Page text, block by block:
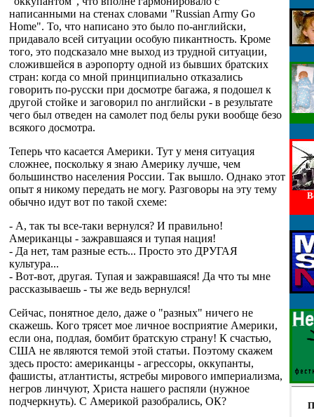
написанными на стенах словами "Russian Army Go
Home". То, что написано это было по-английски,
придавало всей ситуации особую пикантность. Кроме
того, это подсказало мне выход из трудной ситуации,
сложившейся в аэропорту одной из бывших братских
стран: когда со мной принципиально отказались
говорить по-русски при досмотре багажа, я подошел к
другой стойке и заговорил по английски - в результате
чего был отведен на самолет под белы руки вообще безо
всякого досмотра.
Теперь что касается Америки. Тут у меня ситуация
сложнее, поскольку я знаю Америку лучше, чем
большинство населения России. Так вышло. Однако этот
опыт я никому передать не могу. Разговоры на эту тему
обычно идут вот по такой схеме:
- А, так ты все-таки вернулся? И правильно!
Американцы - зажравшаяся и тупая нация!
- Да нет, там разные есть... Просто это ДРУГАЯ
культура...
- Вот-вот, другая. Тупая и зажравшаяся! Да что ты мне
рассказываешь - ты же ведь вернулся!
Сейчас, понятное дело, даже о "разных" ничего не
скажешь. Кого трясет мое личное восприятие Америки,
если она, подлая, бомбит братскую страну! К счастью,
США не являются темой этой статьи. Поэтому скажем
здесь просто: американцы - агрессоры, оккупанты,
фашисты, атлантисты, ястребы мирового империализма,
негров линчуют, Христа нашего распяли (нужное
подчеркнуть). С Америкой разобрались, ОК?